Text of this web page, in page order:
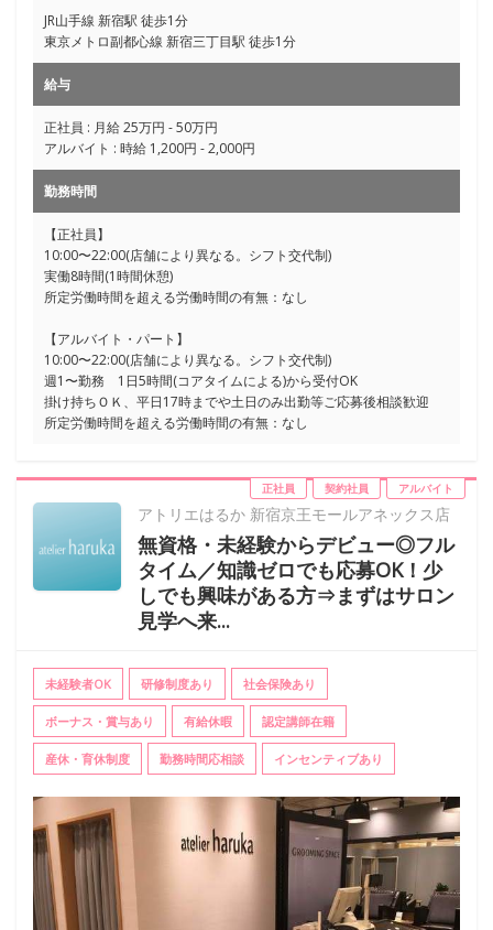
JR山手線 新宿駅 徒歩1分
東京メトロ副都心線 新宿三丁目駅 徒歩1分
給与
正社員 : 月給 25万円 - 50万円
アルバイト : 時給 1,200円 - 2,000円
勤務時間
【正社員】
10:00〜22:00(店舗により異なる。シフト交代制)
実働8時間(1時間休憩)
所定労働時間を超える労働時間の有無：なし
【アルバイト・パート】
10:00〜22:00(店舗により異なる。シフト交代制)
週1〜勤務 1日5時間(コアタイムによる)から受付OK
掛け持ちＯＫ、平日17時までや土日のみ出勤等ご応募後相談歓迎
所定労働時間を超える労働時間の有無：なし
正社員 契約社員 アルバイト
アトリエはるか 新宿京王モールアネックス店
無資格・未経験からデビュー◎フル
タイム／知識ゼロでも応募OK！少
しでも興味がある方⇒まずはサロン
見学へ来...
未経験者OK 研修制度あり 社会保険あり
ボーナス・賞与あり 有給休暇 認定講師在籍
産休・育休制度 勤務時間応相談 インセンティブあり